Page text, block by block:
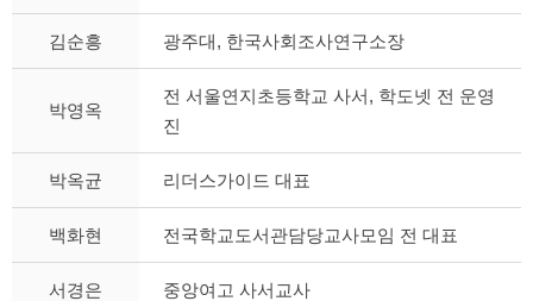
김순흥 광주대, 한국사회조사연구소장
박영옥
전 서울연지초등학교 사서, 학도넷 전 운영
진
박옥균 리더스가이드 대표
백화현 전국학교도서관담당교사모임 전 대표
서경은 중앙여고 사서교사